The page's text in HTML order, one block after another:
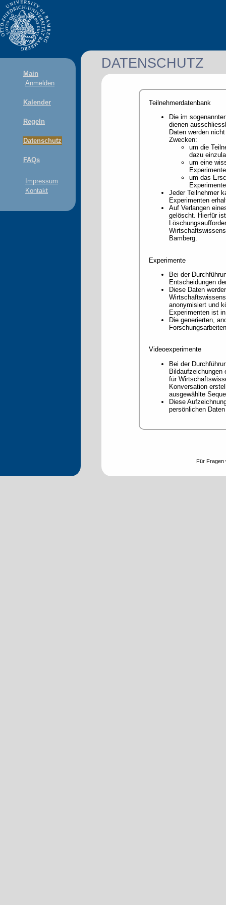
Main
Anmelden
Kalender
Regeln
Datenschutz
FAQs
Impressum
Kontakt
DATENSCHUTZ
Teilnehmerdatenbank
Die im
dienen
Daten werden
Zwecken:
um die
dazu
um eine
um das
Jeder Teilnehmer
Experimenten
Auf Verlangen
gelöscht. Hierfür
Bamberg.
Experimente
Bei der
Entscheidungen
Diese Daten
anonymisiert und
Experimenten ist
Die generierten,
Videoexperimente
Bei der
Bildaufzeichungen
für
Konversation
ausgewählte
Diese
persönlichen
Für Fragen